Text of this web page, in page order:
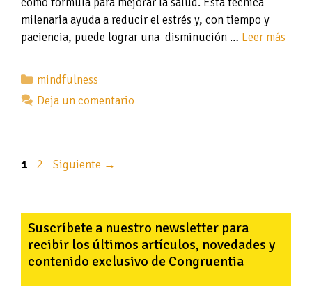
milenaria ayuda a reducir el estrés y, con tiempo y
paciencia, puede lograr una disminución … Leer más
Categorías
mindfulness
Deja un comentario
Página
1 Página
2 Siguiente →
Suscríbete a nuestro newsletter para
recibir los últimos artículos, novedades y
contenido exclusivo de Congruentia